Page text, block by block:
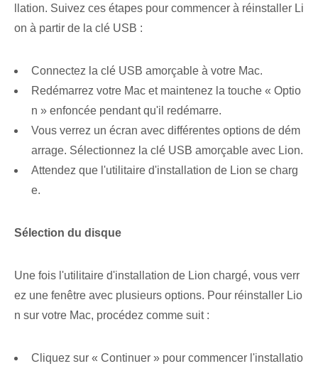
llation. Suivez ces étapes pour commencer à réinstaller Li
on à partir de la clé USB :
Connectez la clé USB amorçable à votre Mac.
Redémarrez‌ votre Mac et maintenez la touche « Optio
n » enfoncée pendant qu'il redémarre.
Vous verrez un écran avec différentes options de dém
arrage. ​Sélectionnez​ la clé USB amorçable avec Lion.
Attendez que l'utilitaire d'installation de Lion se charg
e.
Sélection du disque
Une fois l'utilitaire d'installation de Lion chargé, vous verr
ez une fenêtre avec plusieurs options. Pour réinstaller Lio
n sur votre Mac, procédez comme suit :
Cliquez⁤ sur « Continuer » pour commencer l'installatio